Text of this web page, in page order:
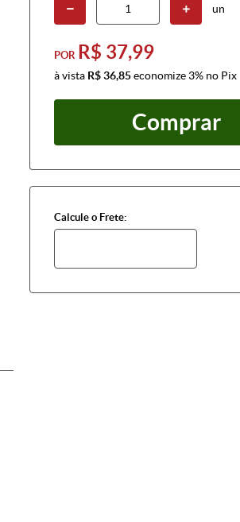
un
POR R$ 37,99
à vista R$ 36,85economize 3% no Pix
Comprar
Calcule o Frete: